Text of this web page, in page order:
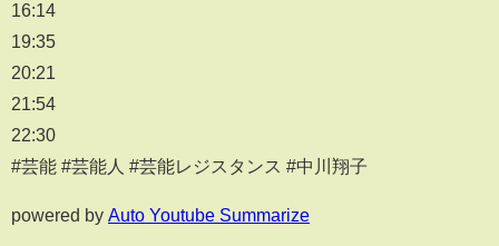
16:14
19:35
20:21
21:54
22:30
#芸能 #芸能人 #芸能レジスタンス #中川翔子
powered by Auto Youtube Summarize